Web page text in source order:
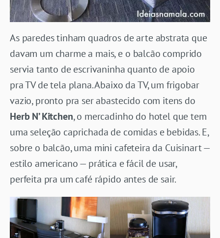
As paredes tinham quadros de arte abstrata que
davam um charme a mais, e o balcão comprido
servia tanto de escrivaninha quanto de apoio
pra TV de tela plana. Abaixo da TV, um frigobar
vazio, pronto pra ser abastecido com itens do
Herb N’ Kitchen, o mercadinho do hotel que tem
uma seleção caprichada de comidas e bebidas. E,
sobre o balcão, uma mini cafeteira da Cuisinart —
estilo americano — prática e fácil de usar,
perfeita pra um café rápido antes de sair.